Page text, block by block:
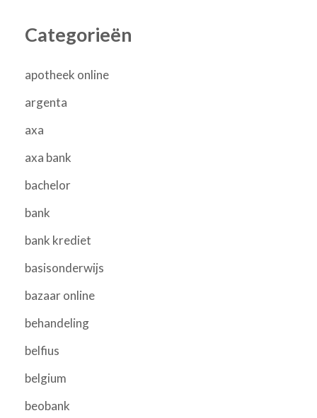
Categorieën
apotheek online
argenta
axa
axa bank
bachelor
bank
bank krediet
basisonderwijs
bazaar online
behandeling
belfius
belgium
beobank